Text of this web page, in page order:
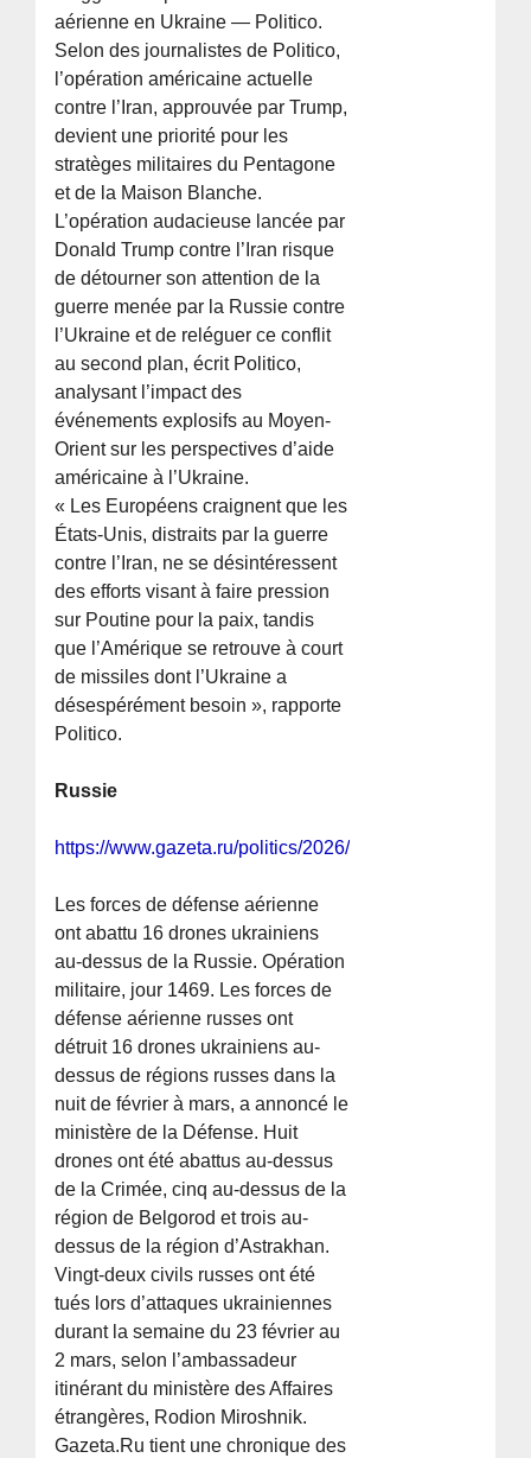
aérienne en Ukraine — Politico.
Selon des journalistes de Politico,
l’opération américaine actuelle
contre l’Iran, approuvée par Trump,
devient une priorité pour les
stratèges militaires du Pentagone
et de la Maison Blanche.
L’opération audacieuse lancée par
Donald Trump contre l’Iran risque
de détourner son attention de la
guerre menée par la Russie contre
l’Ukraine et de reléguer ce conflit
au second plan, écrit Politico,
analysant l’impact des
événements explosifs au Moyen-
Orient sur les perspectives d’aide
américaine à l’Ukraine.
« Les Européens craignent que les
États-Unis, distraits par la guerre
contre l’Iran, ne se désintéressent
des efforts visant à faire pression
sur Poutine pour la paix, tandis
que l’Amérique se retrouve à court
de missiles dont l’Ukraine a
désespérément besoin », rapporte
Politico.
Russie
https://www.gazeta.ru/politics/2026/03/03/
Les forces de défense aérienne
ont abattu 16 drones ukrainiens
au-dessus de la Russie. Opération
militaire, jour 1469. Les forces de
défense aérienne russes ont
détruit 16 drones ukrainiens au-
dessus de régions russes dans la
nuit de février à mars, a annoncé le
ministère de la Défense. Huit
drones ont été abattus au-dessus
de la Crimée, cinq au-dessus de la
région de Belgorod et trois au-
dessus de la région d’Astrakhan.
Vingt-deux civils russes ont été
tués lors d’attaques ukrainiennes
durant la semaine du 23 février au
2 mars, selon l’ambassadeur
itinérant du ministère des Affaires
étrangères, Rodion Miroshnik.
Gazeta.Ru tient une chronique des